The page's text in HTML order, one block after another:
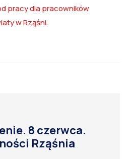
pracy dla pracowników
w Rząśni.
8 czerwca.
Rząśnia